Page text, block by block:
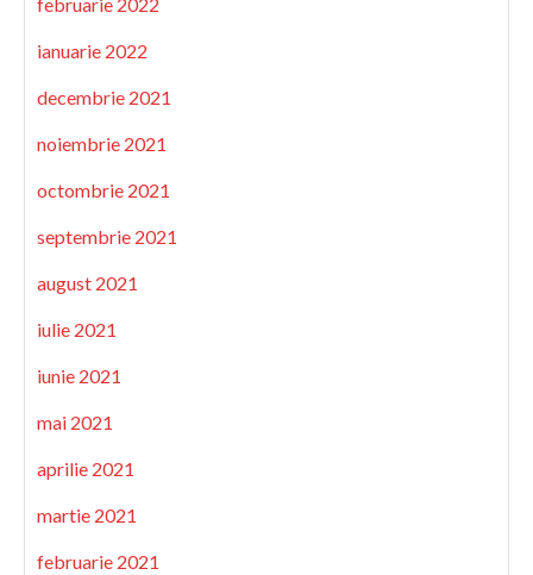
ianuarie 2022
decembrie 2021
noiembrie 2021
octombrie 2021
septembrie 2021
august 2021
iulie 2021
iunie 2021
mai 2021
aprilie 2021
martie 2021
februarie 2021